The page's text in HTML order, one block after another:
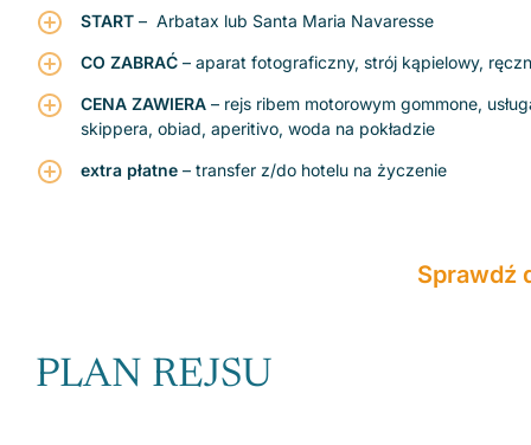
START – Arbatax lub Santa Maria Navaresse
CO ZABRAĆ – aparat fotograficzny, strój kąpielowy,
CENA ZAWIERA – rejs ribem motorowym gommone,
skippera, obiad, aperitivo, woda na pokładzie
extra płatne – transfer z/do hotelu na życzenie
Sprawdź
PLAN REJSU